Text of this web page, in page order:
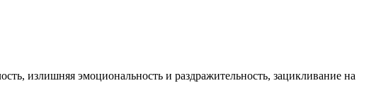
излишняя эмоциональность и раздражительность, зацикливание на